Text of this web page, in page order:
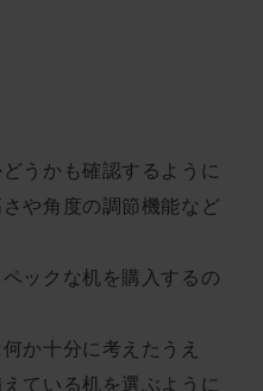
うかも確認するように
や角度の調節機能など
ックな机を購入するの
か十分に考えたうえ
ている机を選ぶように